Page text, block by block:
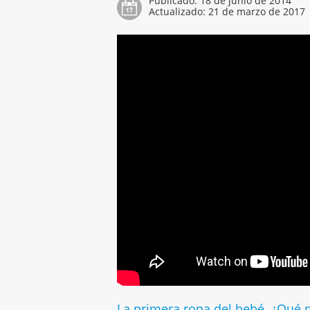
Actualizado: 21 de marzo de 2017